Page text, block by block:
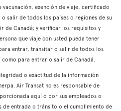
exención de viaje, certificado
salir de todos los países o regiones de su
de Canadá; y verificar los requisitos y
que viaje con usted pueda tener
entrar, transitar o salir de todos los
para entrar o salir de Canadá.
o exactitud de la información
Air Transat no es responsable de
aquí o por sus empleados o
de entrada o tránsito o el cumplimiento de